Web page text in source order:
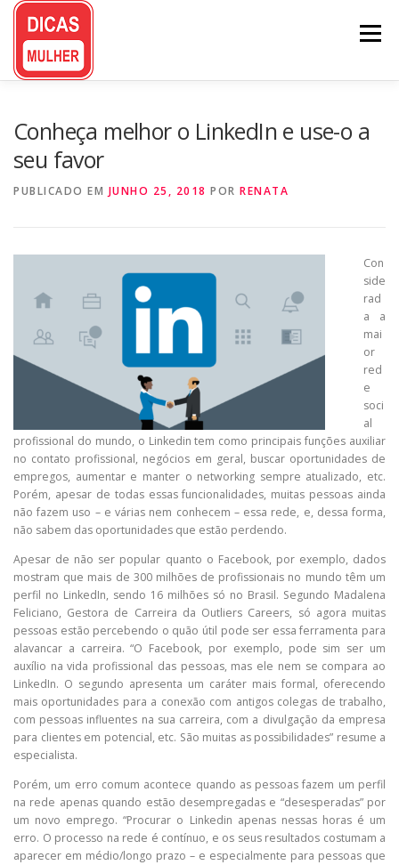
Pular
conteúdo
Menu
Conheça melhor o LinkedIn e use-o a
seu favor
PUBLICADO EM JUNHO 25, 2018 POR RENATA
Con
side
rad
a a
mai
or
red
e
soci
al
profissional do mundo, o Linkedin tem como principais funções auxiliar
no contato profissional, negócios em geral, buscar oportunidades de
empregos, aumentar e manter o networking sempre atualizado, etc.
Porém, apesar de todas essas funcionalidades, muitas pessoas ainda
não fazem uso – e várias nem conhecem – essa rede, e, dessa forma,
não sabem das oportunidades que estão perdendo.
Apesar de não ser popular quanto o Facebook, por exemplo, dados
mostram que mais de 300 milhões de profissionais no mundo têm um
perfil no LinkedIn, sendo 16 milhões só no Brasil. Segundo Madalena
Feliciano, Gestora de Carreira da Outliers Careers, só agora muitas
pessoas estão percebendo o quão útil pode ser essa ferramenta para
alavancar a carreira. “O Facebook, por exemplo, pode sim ser um
auxílio na vida profissional das pessoas, mas ele nem se compara ao
LinkedIn. O segundo apresenta um caráter mais formal, oferecendo
mais oportunidades para a conexão com antigos colegas de trabalho,
com pessoas influentes na sua carreira, com a divulgação da empresa
para clientes em potencial, etc. São muitas as possibilidades” resume a
especialista.
Porém, um erro comum acontece quando as pessoas fazem um perfil
na rede apenas quando estão desempregadas e “desesperadas” por
um novo emprego. “Procurar o Linkedin apenas nessas horas é um
erro. O processo na rede é contínuo, e os seus resultados costumam a
aparecer em médio/longo prazo – e especialmente para pessoas que